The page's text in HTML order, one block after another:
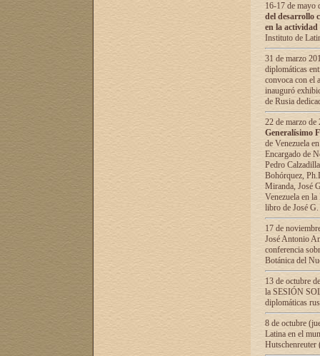
16-17 de mayo
del desarrollo
en la
Instituto de
31 de marzo
diplomáticas
convoca con el
inauguró
de Rusia
22 de marzo
Generalísimo
de Venezuela
Encargado de
Pedro
Bohórquez,
Miranda, José
Venezuela en
libro de José
17 de
José Antonio
conferencia
Botánica del
13 de octubre
la SESIÓN
diplomáticas
8 de octubre
Latina en el